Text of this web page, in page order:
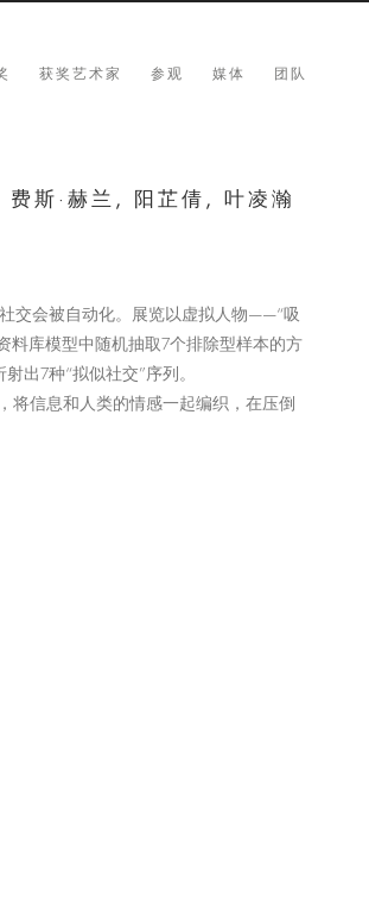
获奖艺术家 参观 媒体 团队
斯·赫兰, 阳芷倩, 叶凌瀚
交会被自动化。展览以虚拟人物——“吸
料库模型中随机抽取7个排除型样本的方
出7种“拟似社交”序列。
将信息和人类的情感一起编织，在压倒